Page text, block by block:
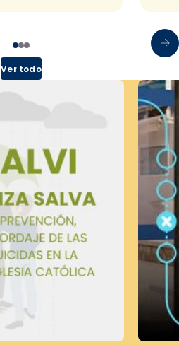
Ver todo